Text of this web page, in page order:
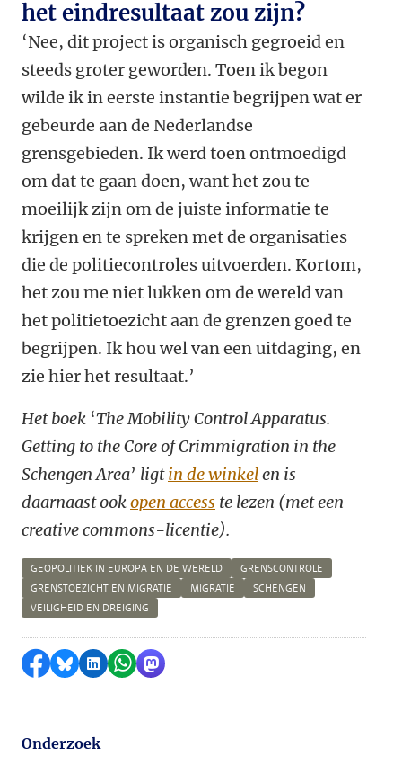
het eindresultaat zou zijn?
‘Nee, dit project is organisch gegroeid en
steeds groter geworden. Toen ik begon
wilde ik in eerste instantie begrijpen wat er
gebeurde aan de Nederlandse
grensgebieden. Ik werd toen ontmoedigd
om dat te gaan doen, want het zou te
moeilijk zijn om de juiste informatie te
krijgen en te spreken met de organisaties
die de politiecontroles uitvoerden. Kortom,
het zou me niet lukken om de wereld van
het politietoezicht aan de grenzen goed te
begrijpen. Ik hou wel van een uitdaging, en
zie hier het resultaat.’
Het boek ‘The Mobility Control Apparatus.
Getting to the Core of Crimmigration in the
Schengen Area’ ligtin de winkelen is
daarnaast ookopen access te lezen (met een
creative commons-licentie).
GEOPOLITIEK IN EUROPA EN DE WERELD
GRENSCONTROLE
GRENSTOEZICHT EN MIGRATIE
MIGRATIE
SCHENGEN
VEILIGHEID EN DREIGING
Delen op Facebook
Delen via Bluesky
Delen op LinkedIn
Delen via WhatsApp
Delen via Mastodon
Onderzoek